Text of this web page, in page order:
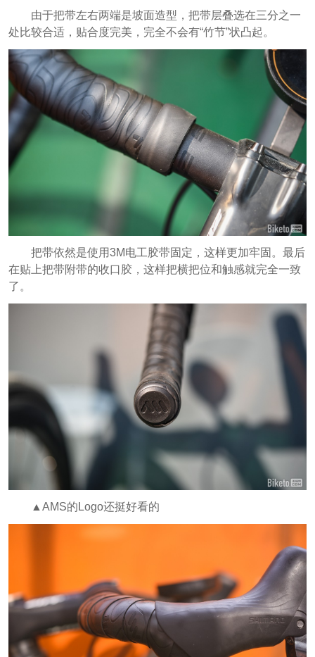
由于把带左右两端是坡面造型，把带层叠选在三分之一
处比较合适，贴合度完美，完全不会有“竹节”状凸起。
把带依然是使用3M电工胶带固定，这样更加牢固。最后
在贴上把带附带的收口胶，这样把横把位和触感就完全一致
了。
▲AMS的Logo还挺好看的